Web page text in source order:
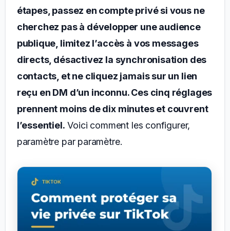
étapes, passez en compte privé si vous ne
cherchez pas à développer une audience
publique, limitez l’accès à vos messages
directs, désactivez la synchronisation des
contacts, et ne cliquez jamais sur un lien
reçu en DM d’un inconnu. Ces cinq réglages
prennent moins de dix minutes et couvrent
l’essentiel. Voici comment les configurer,
paramètre par paramètre.